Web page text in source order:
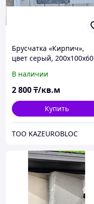
Брусчатка «Кирпич»,
цвет серый, 200х100х60
В наличии
2 800₸/кв.м
Купить
ТОО KAZEUROBLOC